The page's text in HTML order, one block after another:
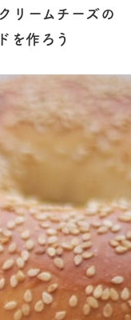
リームチーズの
を作ろう